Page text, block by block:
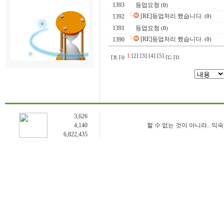
1393 등업요청 (0)
1392 [RE]등업처리 했습니다. (0)
1391 등업요청 (0)
1390 [RE]등업처리 했습니다. (0)
1 [2] [3] [4] [5]
3,626
4,140
6,822,435
할 수 없는 것이 아니라.. 익